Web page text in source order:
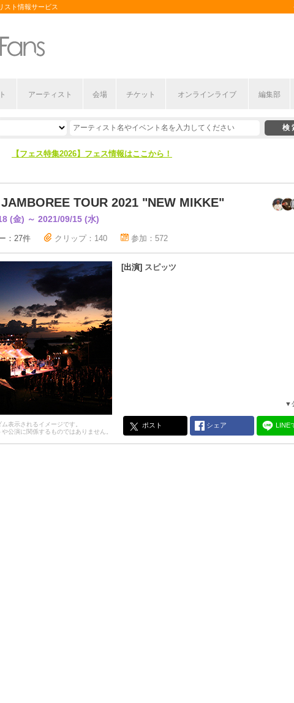
スト情報サービス
アーティスト 会場 チケット オンラインライブ 編集部
【ライブ動員ランキング】2026年上半期編発表！
【フェス特集2026】フェス情報はここから！
TOUR 2021 "NEW MIKKE"
(金) ～ 2021/09/15 (水)
：27件 クリップ：140 参加：572
表示されるイメージです。
公演に関係するものではありません。
[出演] スピッツ
▼
ポスト シェア LINE